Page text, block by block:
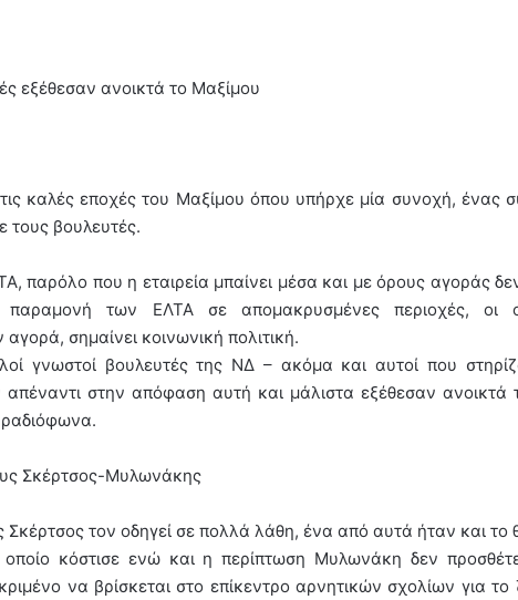
εξέθεσαν ανοικτά το Μαξίμου
καλές εποχές του Μαξίμου όπου υπήρχε μία συνοχή, ένας
τους βουλευτές.
παρόλο που η εταιρεία μπαίνει μέσα και με όρους αγοράς
παραμονή των ΕΛΤΑ σε απομακρυσμένες περιοχές, οι
σημαίνει κοινωνική πολιτική.
γνωστοί βουλευτές της ΝΔ – ακόμα και αυτοί που
στην απόφαση αυτή και μάλιστα εξέθεσαν ανοικτά
ραδιόφωνα.
Σκέρτσος-Μυλωνάκης
Σκέρτσος τον οδηγεί σε πολλά λάθη, ένα από αυτά ήταν και το
κόστισε ενώ και η περίπτωση Μυλωνάκη δεν
να βρίσκεται στο επίκεντρο αρνητικών σχολίων για